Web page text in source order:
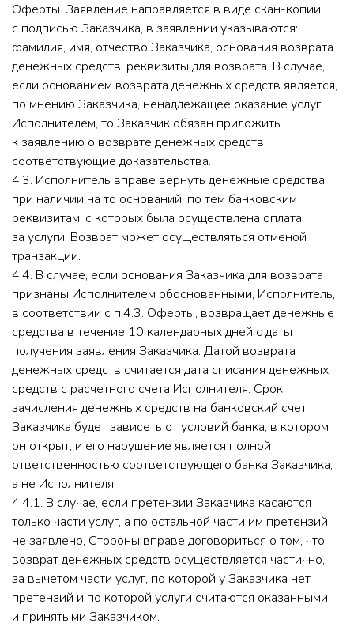
Оферты. Заявление направляется в виде скан-копии
с подписью Заказчика, в заявлении указываются:
фамилия, имя, отчество Заказчика, основания возврата
денежных средств, реквизиты для возврата. В случае,
если основанием возврата денежных средств является,
по мнению Заказчика, ненадлежащее оказание услуг
Исполнителем, то Заказчик обязан приложить
к заявлению о возврате денежных средств
соответствующие доказательства.
4.3. Исполнитель вправе вернуть денежные средства,
при наличии на то оснований, по тем банковским
реквизитам, с которых была осуществлена оплата
за услуги. Возврат может осуществляться отменой
транзакции.
4.4. В случае, если основания Заказчика для возврата
признаны Исполнителем обоснованными, Исполнитель,
в соответствии с п.4.3. Оферты, возвращает денежные
средства в течение 10 календарных дней с даты
получения заявления Заказчика. Датой возврата
денежных средств считается дата списания денежных
средств с расчетного счета Исполнителя. Срок
зачисления денежных средств на банковский счет
Заказчика будет зависеть от условий банка, в котором
он открыт, и его нарушение является полной
ответственностью соответствующего банка Заказчика,
а не Исполнителя.
4.4.1. В случае, если претензии Заказчика касаются
только части услуг, а по остальной части им претензий
не заявлено, Стороны вправе договориться о том, что
возврат денежных средств осуществляется частично,
за вычетом части услуг, по которой у Заказчика нет
претензий и по которой услуги считаются оказанными
и принятыми Заказчиком.